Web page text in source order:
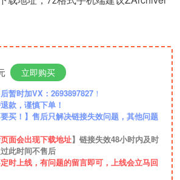
立即购买
暂时加VX：2693897827 ！
款，谨慎下单！
要买！】售后只解决链接失效问题，其他问题
面会出现下载地址】链接失效48小时内及时
此时间不售后
时上线，有问题的留言即可，上线会立马回